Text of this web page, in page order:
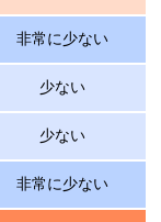
非常に少ない
少ない
少ない
非常に少ない